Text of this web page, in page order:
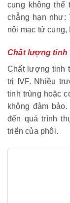
cung không thể
chẳng hạn như:
nội mạc tử
Chất lượng tinh
Chất lượng tinh
trị IVF. Nhiều
tinh trùng hoặc
không đảm
đến quá trình
triển của phôi.